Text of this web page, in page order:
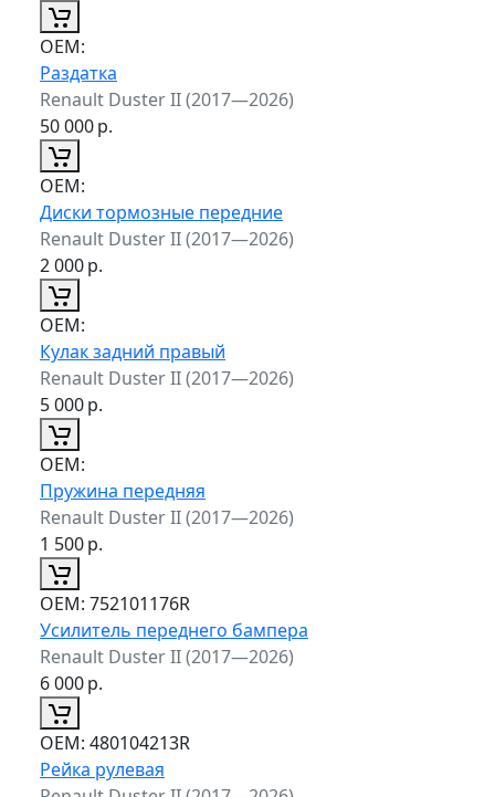
ОЕМ:
Раздатка
Renault Duster II (2017—2026)
50 000р.
ОЕМ:
Диски тормозные передние
Renault Duster II (2017—2026)
2 000р.
ОЕМ:
Кулак задний правый
Renault Duster II (2017—2026)
5 000р.
ОЕМ:
Пружина передняя
Renault Duster II (2017—2026)
1 500р.
ОЕМ: 752101176R
Усилитель переднего бампера
Renault Duster II (2017—2026)
6 000р.
ОЕМ: 480104213R
Рейка рулевая